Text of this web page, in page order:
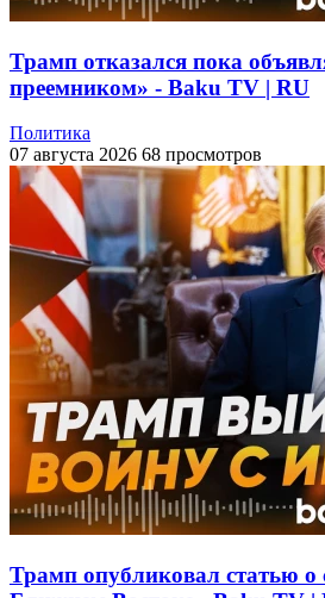
Трамп отказался пока
преемником» - Baku TV | RU
Политика
07 августа 2026 68 просмотров
Трамп опубликовал статью о